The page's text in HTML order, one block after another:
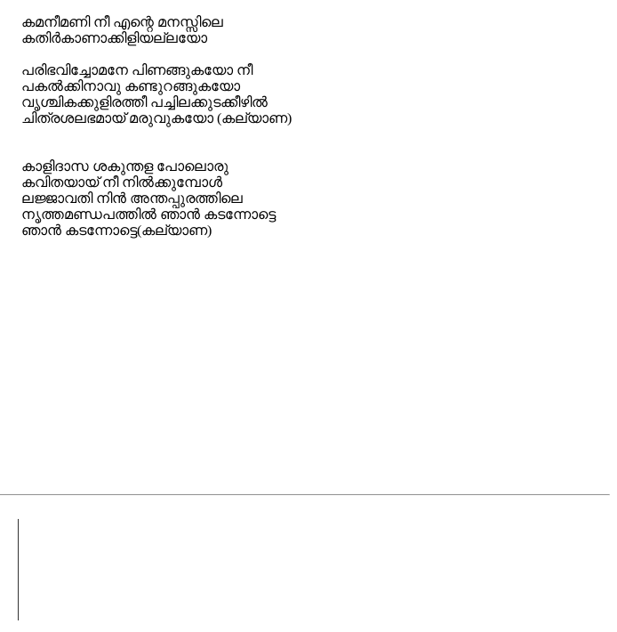
കമനീമണി നീ എന്റെ മനസ്സിലെ
കതിര്‍കാണാക്കിളിയല്ലയോ
പരിഭവിച്ചോമനേ പിണങ്ങുകയോ നീ
പകല്‍ക്കിനാവു കണ്ടുറങ്ങുകയോ
വൃശ്ചികക്കുളിരത്തീ പച്ചിലക്കുടക്കീഴില്‍
ചിത്രശലഭമായ് മരുവുകയോ (കല്യാണ)
കാളിദാസ ശകുന്തള പോലൊരു
കവിതയായ് നീ നില്‍ക്കുമ്പോള്‍
ലജ്ജാവതി നിന്‍ അന്തപ്പുരത്തിലെ
നൃത്തമണ്ഡപത്തില്‍ ഞാന്‍ കടന്നോട്ടെ
ഞാന്‍ കടന്നോട്ടെ(കല്യാണ)